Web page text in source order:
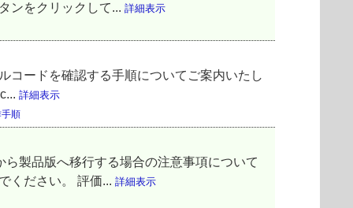
ンをクリックして... 詳細表示
コードを確認する手順についてご案内いたし
詳細表示
順
製品版へ移行する場合の注意事項について
ください。 評価... 詳細表示